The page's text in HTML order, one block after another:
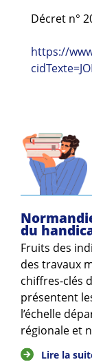
Décret n°
https://
du
Fruits des
des travaux
chiffres-clés
présentent
l’échelle
régionale et
Lire la